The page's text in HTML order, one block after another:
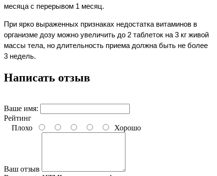
месяца с перерывом 1 месяц.
При ярко выраженных признаках недостатка витаминов в
организме дозу можно увеличить до 2 таблеток на 3 кг живой
массы тела, но длительность приема должна быть не более
3 недель.
Написать отзыв
Ваше имя:
Рейтинг
Плохо
Хорошо
Ваш отзыв